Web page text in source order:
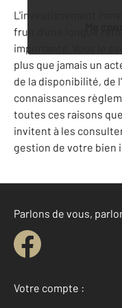
Me
L'investissement
fruit d'une longue
importants. Vous le
plus que jamais un
de la disponibilité, de
connaissances
toutes ces raisons
invitent à les
gestion de votre bien
Parlons de vous,
Votre compte :